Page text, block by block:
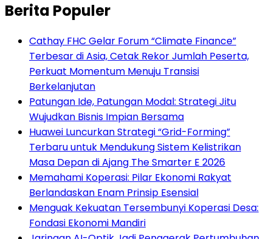
Berita Populer
Cathay FHC Gelar Forum “Climate Finance”
Terbesar di Asia, Cetak Rekor Jumlah Peserta,
Perkuat Momentum Menuju Transisi
Berkelanjutan
Patungan Ide, Patungan Modal: Strategi Jitu
Wujudkan Bisnis Impian Bersama
Huawei Luncurkan Strategi “Grid-Forming”
Terbaru untuk Mendukung Sistem Kelistrikan
Masa Depan di Ajang The Smarter E 2026
Memahami Koperasi: Pilar Ekonomi Rakyat
Berlandaskan Enam Prinsip Esensial
Menguak Kekuatan Tersembunyi Koperasi Desa:
Fondasi Ekonomi Mandiri